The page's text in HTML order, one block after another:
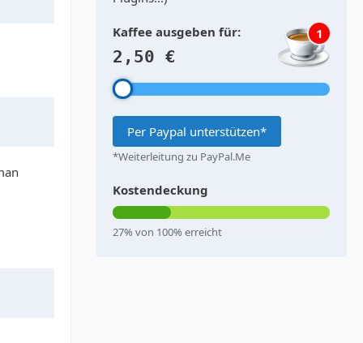
Kaffee ausgeben für:
2,50 €
1
Per Paypal unterstützen*
*Weiterleitung zu PayPal.Me
Kostendeckung
27% von 100% erreicht